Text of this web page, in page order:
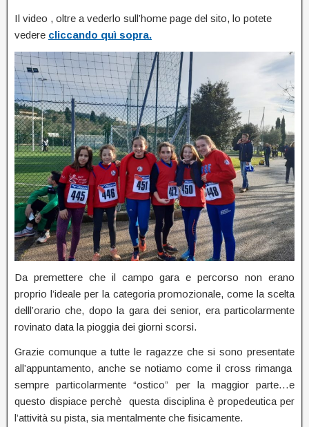
Il video , oltre a vederlo sull’home page del sito, lo potete
vedere cliccando quì sopra.
Da premettere che il campo gara e percorso non erano
proprio l’ideale per la categoria promozionale, come la scelta
delll’orario che, dopo la gara dei senior, era particolarmente
rovinato data la pioggia dei giorni scorsi.
Grazie comunque a tutte le ragazze che si sono presentate
all’appuntamento, anche se notiamo come il cross rimanga
sempre particolarmente “ostico” per la maggior parte…e
questo dispiace perchè questa disciplina è propedeutica per
l’attività su pista, sia mentalmente che fisicamente.